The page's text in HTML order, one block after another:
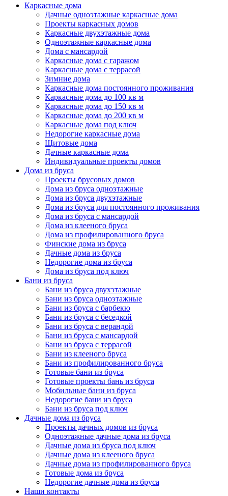
Каркасные дома
Дачные одноэтажные каркасные дома
Проекты каркасных домов
Каркасные двухэтажные дома
Одноэтажные каркасные дома
Дома с мансардой
Каркасные дома с гаражом
Каркасные дома с террасой
Зимние дома
Каркасные дома постоянного проживания
Каркасные дома до 100 кв м
Каркасные дома до 150 кв м
Каркасные дома до 200 кв м
Каркасные дома под ключ
Недорогие каркасные дома
Щитовые дома
Дачные каркасные дома
Индивидуальные проекты домов
Дома из бруса
Проекты брусовых домов
Дома из бруса одноэтажные
Дома из бруса двухэтажные
Дома из бруса для постоянного проживания
Дома из бруса с мансардой
Дома из клееного бруса
Дома из профилированного бруса
Финские дома из бруса
Дачные дома из бруса
Недорогие дома из бруса
Дома из бруса под ключ
Бани из бруса
Бани из бруса двухэтажные
Бани из бруса одноэтажные
Бани из бруса с барбекю
Бани из бруса с беседкой
Бани из бруса с верандой
Бани из бруса с мансардой
Бани из бруса с террасой
Бани из клееного бруса
Бани из профилированного бруса
Готовые бани из бруса
Готовые проекты бань из бруса
Мобильные бани из бруса
Недорогие бани из бруса
Бани из бруса под ключ
Дачные дома из бруса
Проекты дачных домов из бруса
Одноэтажные дачные дома из бруса
Дачные дома из бруса под ключ
Дачные дома из клееного бруса
Дачные дома из профилированного бруса
Готовые дома из бруса
Недорогие дачные дома из бруса
Наши контакты